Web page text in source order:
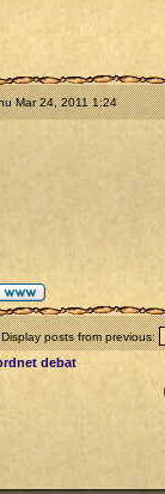
Mar 24, 2011 1:24
Display posts from previous:
debat